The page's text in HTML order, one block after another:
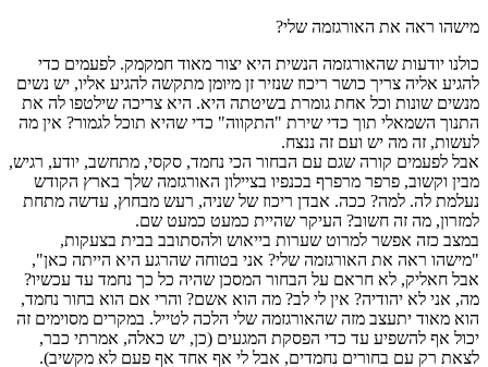
מישהו ראה את האורגזמה שלי?
כולנו יודעות שהאורגזמה הנשית היא יצור מאוד חמקמק. לפעמים כדי
להגיע אליה צריך כושר ריכוז שנזיר זן מיומן מתקשה להגיע אליו, יש נשים
מנשים שונות וכל אחת גומרת בשיטתה היא. היא צריכה שילטפו לה את
התנוך השמאלי תוך כדי שירת "התקווה" כדי שהיא תוכל לגמור? אין מה
לעשות, זה מה יש ועם זה ננצח.
אבל לפעמים קורה שגם עם הבחור הכי נחמד, סקסי, מתחשב, יודע, רגיש,
מבין וקשוב, פרפר מרפרף בכנפיו בציילון האורגזמה שלך בארץ הקודש
נעלמת לה. למה? ככה. אבדן ריכוז של שניה, רעש מבחוץ, עדשה מתחת
למזרון, מה זה חשוב? העיקר שהיית כמעט כמעט שם.
במצב כזה אפשר למרוט שערות בייאוש ולהסתובב בבית בצעקות,
"מישהו ראה את האורגזמה שלי? אני בטוחה שהרגע היא הייתה כאן",
אבל חאליק, לא חראם על הבחור המסכן שהיה כל כך נחמד עד עכשיו?
מה, אני לא יהודיה? אין לי לב? מה הוא אשם? והרי אם הוא בחור נחמד,
הוא מאוד יתעצב מזה שהאורגזמה שלי הלכה לטייל. במקרים מסוימים זה
יכול אף להשפיע עד כדי הפסקת המגעים (כן, יש כאלה, אמרתי כבר,
לצאת רק עם בחורים נחמדים, אבל לי אף אחד אף פעם לא מקשיב).